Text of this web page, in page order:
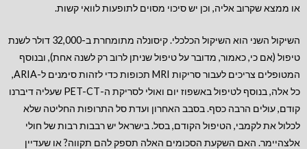
או ממצא שקרוב אליה, וכן יש סיכוי מסוים לתופעות לוואי קשות.
השיקול השני הוא השיקול הכלכלי. קיסונלה מתומחרת ב-32,000 דולר לשנת
טיפול (אם כי, כאמור, מדובר על טיפול שניתן לרוב רק לשנה אחת), ובנוסף
המטופלים צריכים לעבור סריקות MRI תכופות כדי לזהות סימנים ל-ARIA,
כל אלה, בנוסף לטיפול באשפוז יום ואולי לסריקת ה-PET-CT שעליה דיברנו
קודם, עולים הרבה כסף. בסבב האחרון ועדת סל התרופות החליטה שלא
לכלול את לקמבי, הטיפול הקודם, בסל. בישראל יש רבבות רבות של חולי
אלצהיימר. האם השקעת הסכומים האלה תספק להם תקווה? או שעדיין